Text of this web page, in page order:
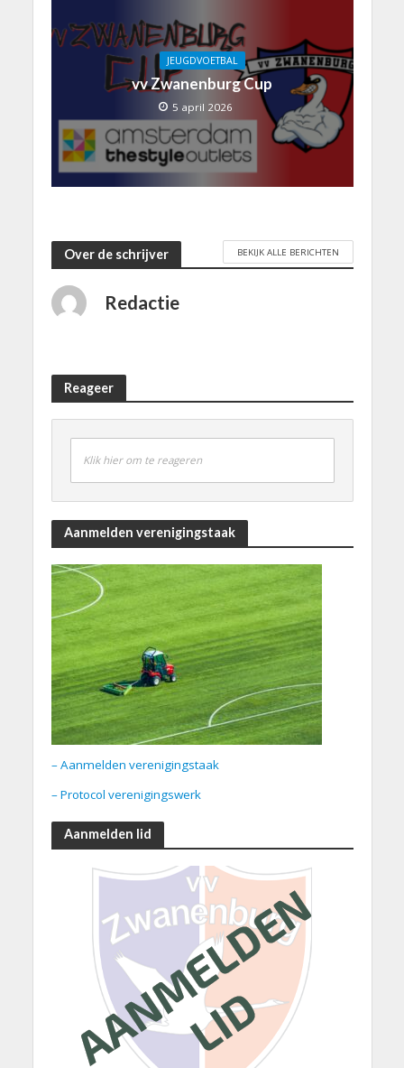
JEUGDVOETBAL
vv Zwanenburg Cup
5 april 2026
Over de schrijver BEKIJK ALLE BERICHTEN
Redactie
Reageer
Klik hier om te reageren
Aanmelden verenigingstaak
– Aanmelden verenigingstaak
– Protocol verenigingswerk
Aanmelden lid